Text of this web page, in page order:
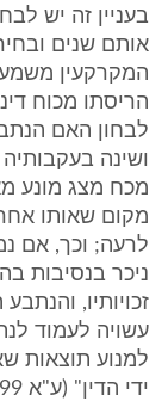
בעניין זה יש
אותם שנים
המקרקעין
הריסתו מכוח
ושינה
מכח מצג מונע
מקום שאותו
לרעה; וכך, אם
ניכר בנסיבות
זכויותיו,
עשויה לעמוד
למנוע תוצאות